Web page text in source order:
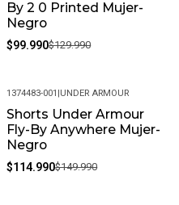
By 2 0 Printed Mujer-
Negro
$99.990$129.990
-23%
1374483-001 UNDER ARMOUR
Shorts Under Armour
Fly-By Anywhere Mujer-
Negro
$114.990$149.990